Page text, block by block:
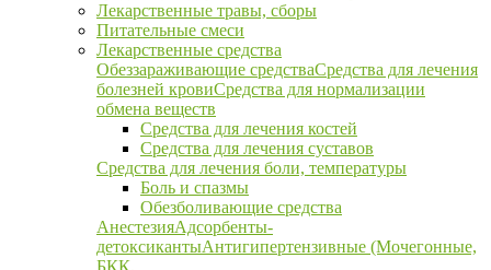
Лекарственные травы, сборы
Питательные смеси
Лекарственные средства
Обеззараживающие средстваСредства для лечения
болезней кровиСредства для нормализации
обмена веществ
Средства для лечения костей
Средства для лечения суставов
Средства для лечения боли, температуры
Боль и спазмы
Обезболивающие средства
АнестезияАдсорбенты-
детоксикантыАнтигипертензивные (Мочегонные,